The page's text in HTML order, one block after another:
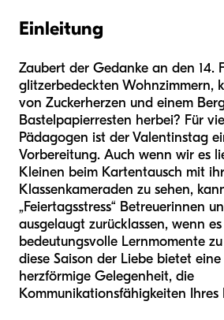
Einleitung
Zaubert der Gedanke an den 14.
glitzerbedeckten Wohnzimmern,
von Zuckerherzen und einem
Bastelpapierresten herbei? Für
Pädagogen ist der Valentinstag
Vorbereitung. Auch wenn wir es
Kleinen beim Kartentausch mit
Klassenkameraden zu sehen,
„Feiertagsstress“ Betreuerinnen
ausgelaugt zurücklassen, wenn
bedeutungsvolle Lernmomente
diese Saison der Liebe bietet
herzförmige Gelegenheit, die
Kommunikationsfähigkeiten